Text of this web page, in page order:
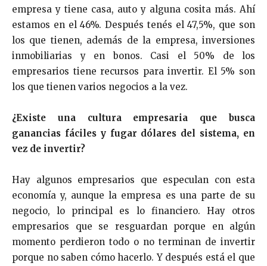
empresa y tiene casa, auto y alguna cosita más. Ahí
estamos en el 46%. Después tenés el 47,5%, que son
los que tienen, además de la empresa, inversiones
inmobiliarias y en bonos. Casi el 50% de los
empresarios tiene recursos para invertir. El 5% son
los que tienen varios negocios a la vez.
¿Existe una cultura empresaria que busca
ganancias fáciles y fugar dólares del sistema, en
vez de invertir?
Hay algunos empresarios que especulan con esta
economía y, aunque la empresa es una parte de su
negocio, lo principal es lo financiero. Hay otros
empresarios que se resguardan porque en algún
momento perdieron todo o no terminan de invertir
porque no saben cómo hacerlo. Y después está el que